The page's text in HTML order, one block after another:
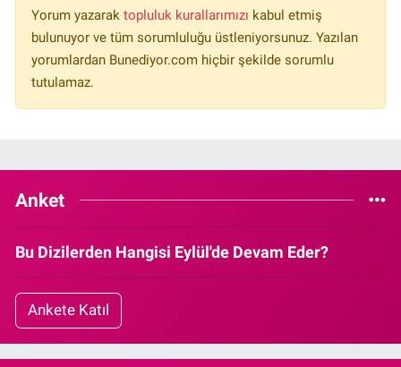
Yorum yazarak topluluk kurallarımızı kabul etmiş
bulunuyor ve tüm sorumluluğu üstleniyorsunuz. Yazılan
yorumlardan Bunediyor.com hiçbir şekilde sorumlu
tutulamaz.
Anket
Bu Dizilerden Hangisi Eylül'de Devam Eder?
Ankete Katıl